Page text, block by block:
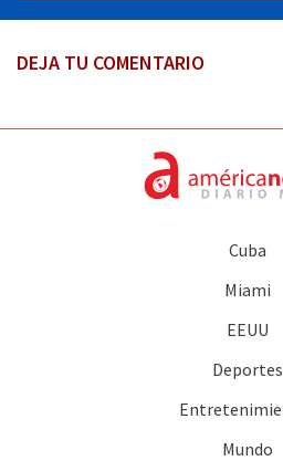
DEJA TU COMENTARIO
Cuba
Miami
EEUU
Deportes
Mundo